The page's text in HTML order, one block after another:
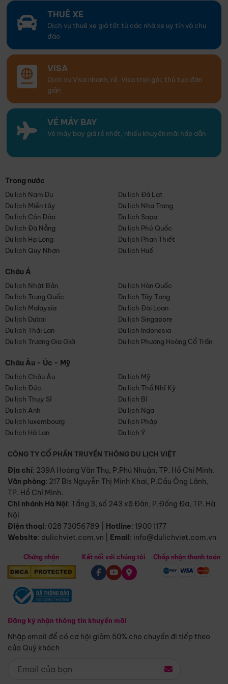
THUÊ XE
Dịch vụ thuê xe giá tốt từ các nhà xe uy tín và chu
đáo
VISA
Dịch vụ Visa nhanh, rẻ. Visa trọn gói, thủ tục đơn
giản
VÉ MÁY BAY
Vé máy bay giá rẻ nhất, nhiều khuyến mãi hấp dẫn
Trong nước
Du lịch Nam Du
Du lịch Đà Lạt
Du lịch Miền tây
Du lịch Nha Trang
Du lịch Côn Đảo
Du lịch Sapa
Du lịch Đà Nẵng
Du lịch Phú Quốc
Du lịch Hạ Long
Du lịch Phan Thiết
Du lịch Quy Nhơn
Du lịch Huế
Châu Á
Du lịch Nhật Bản
Du lịch Hàn Quốc
Du lịch Trung Quốc
Du lịch Tây Tạng
Du lịch Malaysia
Du lịch Đài Loan
Du lịch Dubai
Du lịch Singapore
Du lịch Thái Lan
Du lịch Indonesia
Du lịch Trương Gia Giới
Du lịch Phượng Hoàng Cổ Trấn
Châu Âu - Úc - Mỹ
Du lịch Châu Âu
Du lịch Mỹ
Du lịch Đức
Du lịch Thổ Nhĩ Kỳ
Du lịch Thụy Sĩ
Du lịch Bỉ
Du lịch Anh
Du lịch Nga
Du lịch luxembourg
Du lịch Pháp
Du lịch Hà Lan
Du lịch Ý
CÔNG TY CỔ PHẦN TRUYỀN THÔNG DU LỊCH VIỆT
Địa chỉ: 239A Hoàng Văn Thụ, P.Phú Nhuận, TP. Hồ Chí Minh.
Văn phòng: 217 Bis Nguyễn Thị Minh Khai, P.Cầu Ông Lãnh,
TP. Hồ Chí Minh.
Chi nhánh Hà Nội: Tầng 3, số 243 xã Đàn, P.Đống Đa, TP. Hà
Nội
Điện thoại: 028 73056789 Hotline: 1900 1177
Website: dulichviet.com.vn Email: info@dulichviet.com.vn
Chứng nhận
Đăng ký nhận thông tin khuyến mãi
Nhập email để có cơ hội giảm 50% cho chuyến đi tiếp theo
của Quý khách
Kết nối với chúng tôi Chấp nhận thanh toán